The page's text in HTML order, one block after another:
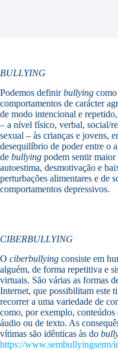
BULLYING
Podemos definirbullying
comportamentos de carácter
de modo intencional e
– a nível físico, verbal, social/
sexual – às crianças e jovens,
desequilíbrio de poder entre o
de bullying podem sentir
autoestima, desmotivação e
perturbações alimentares e de
comportamentos depressivos.
CIBERBULLYING
O ciberbullying consiste em
alguém, de forma repetitiva e
virtuais. São várias as formas
Internet, que possibilitam este
recorrer a uma variedade de
como, por exemplo,
áudio ou de texto. As
vítimas são idênticas às do
https://